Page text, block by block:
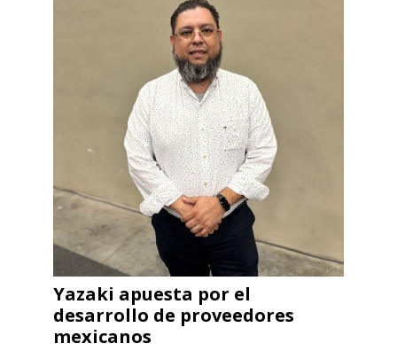
Yazaki apuesta por el
desarrollo de proveedores
mexicanos